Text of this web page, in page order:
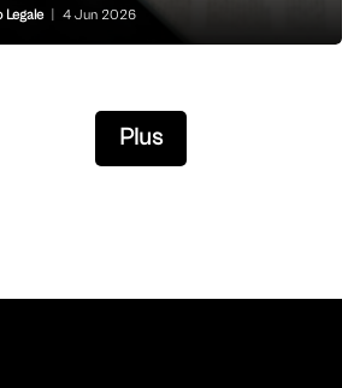
Legale 4 Jun 2026
Plus